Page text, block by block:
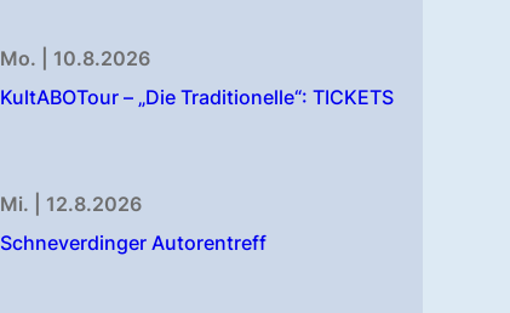
Mo. | 10.8.2026
KultABOTour – „Die Traditionelle“: TICKETS
Mi. | 12.8.2026
Schneverdinger Autorentreff